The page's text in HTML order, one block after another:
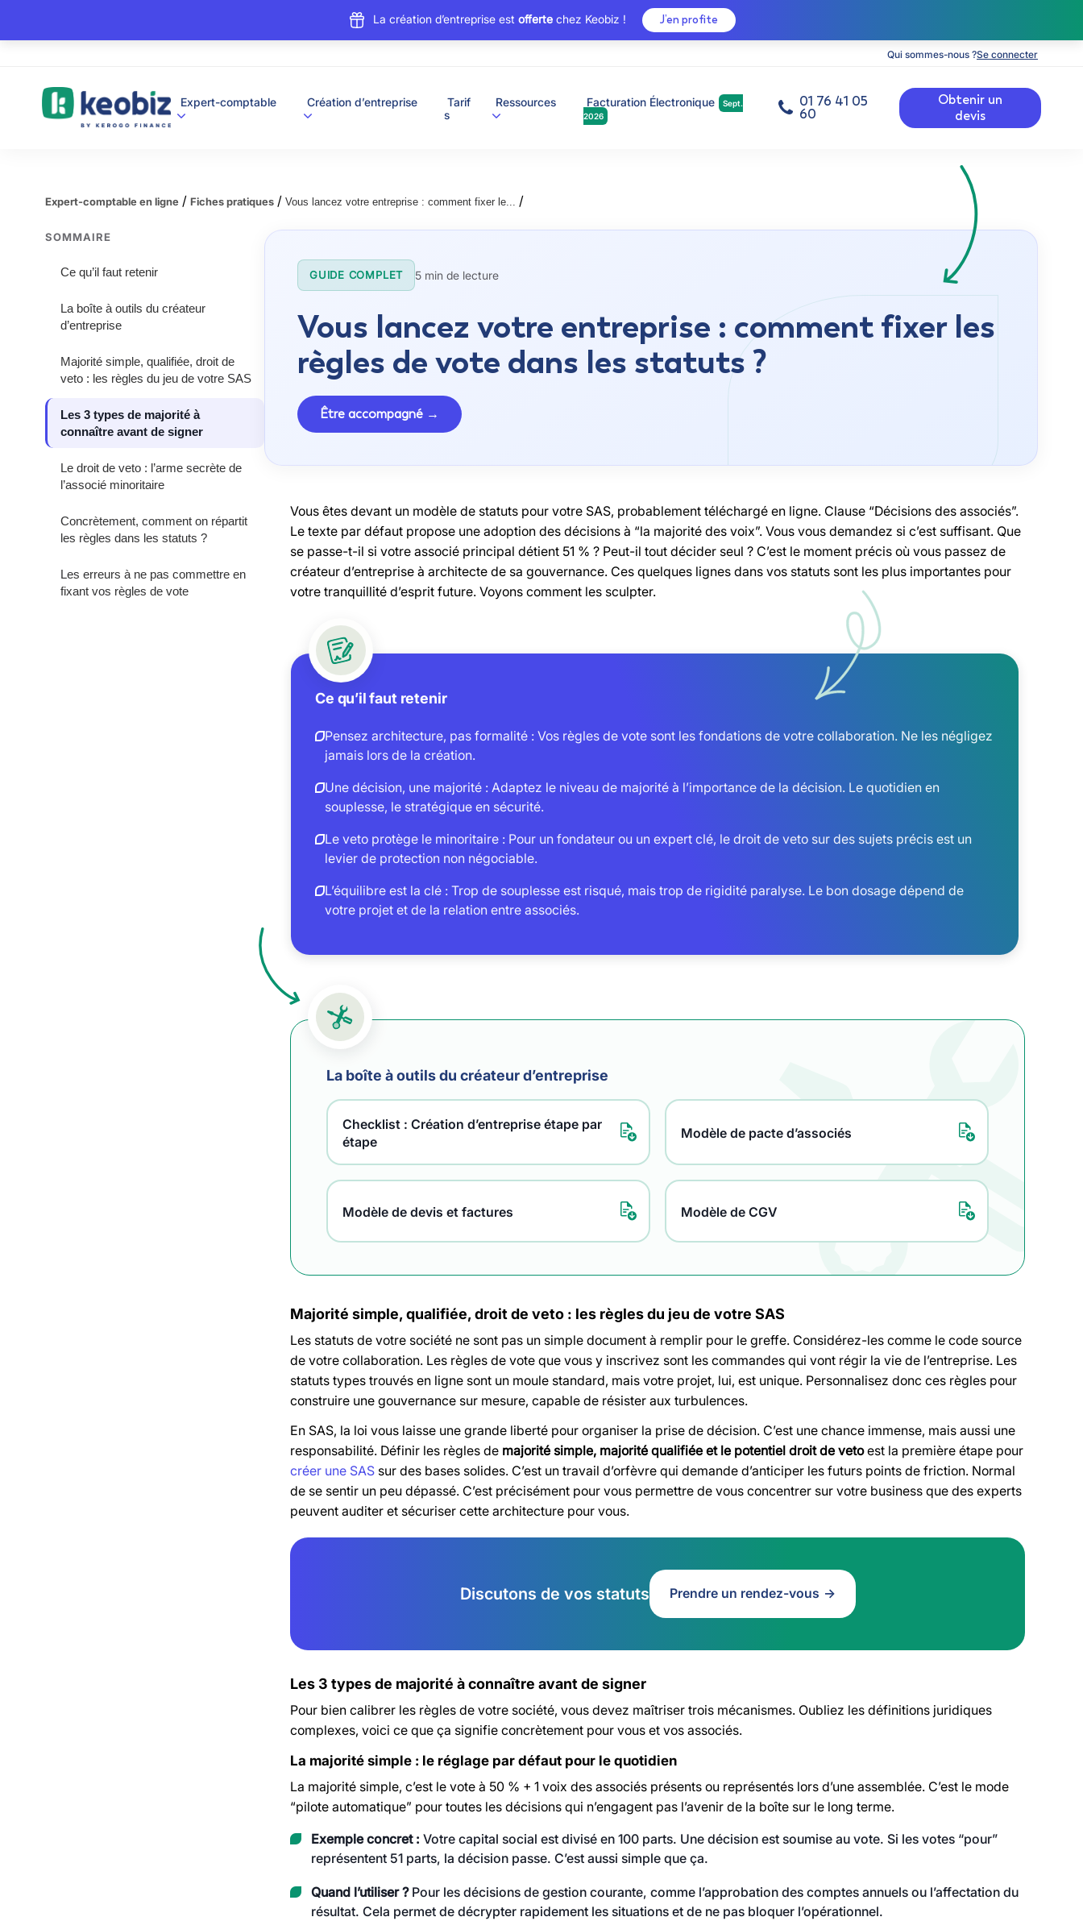
La création d’entreprise est offertechez Keobiz ! J’en profite
Qui sommes-nous ?Se connecter
A
c
c
u
Expert-comptable Création d’entreprise
Tarif
s
Ressources Facturation Électronique
Sept.
2026
01 76 41 05
60
Obtenir un
devis
Expert-comptable en ligne / Fiches pratiques / Vous lancez votre entreprise : comment fixer le... /
SOMMAIRE
Ce qu’il faut retenir
La boîte à outils du créateur
d’entreprise
Majorité simple, qualifiée, droit de
veto : les règles du jeu de votre SAS
Les 3 types de majorité à
connaître avant de signer
Le droit de veto : l’arme secrète de
l’associé minoritaire
Concrètement, comment on répartit
les règles dans les statuts ?
Les erreurs à ne pas commettre en
fixant vos règles de vote
GUIDE COMPLET 5 min de lecture
Vous lancez votre entreprise : comment fixer les
règles de vote dans les statuts ?
Être accompagné →
Vous êtes devant un modèle de statuts pour votre SAS, probablement téléchargé en ligne. Clause “Décisions des associés”.
Le texte par défaut propose une adoption des décisions à “la majorité des voix”. Vous vous demandez si c’est suffisant. Que
se passe-t-il si votre associé principal détient 51 % ? Peut-il tout décider seul ? C’est le moment précis où vous passez de
créateur d’entreprise à architecte de sa gouvernance. Ces quelques lignes dans vos statuts sont les plus importantes pour
votre tranquillité d’esprit future. Voyons comment les sculpter.
Ce qu’il faut retenir
Pensez architecture, pas formalité : Vos règles de vote sont les fondations de votre collaboration. Ne les négligez
jamais lors de la création.
Une décision, une majorité : Adaptez le niveau de majorité à l’importance de la décision. Le quotidien en
souplesse, le stratégique en sécurité.
Le veto protège le minoritaire : Pour un fondateur ou un expert clé, le droit de veto sur des sujets précis est un
levier de protection non négociable.
L’équilibre est la clé : Trop de souplesse est risqué, mais trop de rigidité paralyse. Le bon dosage dépend de
votre projet et de la relation entre associés.
La boîte à outils du créateur d’entreprise
Checklist : Création d’entreprise étape par
étape
Modèle de pacte d’associés
Modèle de devis et factures Modèle de CGV
Majorité simple, qualifiée, droit de veto : les règles du jeu de votre SAS
Les statuts de votre société ne sont pas un simple document à remplir pour le greffe. Considérez-les comme le code source
de votre collaboration. Les règles de vote que vous y inscrivez sont les commandes qui vont régir la vie de l’entreprise. Les
statuts types trouvés en ligne sont un moule standard, mais votre projet, lui, est unique. Personnalisez donc ces règles pour
construire une gouvernance sur mesure, capable de résister aux turbulences.
En SAS, la loi vous laisse une grande liberté pour organiser la prise de décision. C’est une chance immense, mais aussi une
responsabilité. Définir les règles de majorité simple, majorité qualifiée et le potentiel droit de vetoest la première étape pour
créer une SAS sur des bases solides. C’est un travail d’orfèvre qui demande d’anticiper les futurs points de friction. Normal
de se sentir un peu dépassé. C’est précisément pour vous permettre de vous concentrer sur votre business que des experts
peuvent auditer et sécuriser cette architecture pour vous.
Discutons de vos statuts Prendre un rendez-vous
Les 3 types de majorité à connaître avant de signer
Pour bien calibrer les règles de votre société, vous devez maîtriser trois mécanismes. Oubliez les définitions juridiques
complexes, voici ce que ça signifie concrètement pour vous et vos associés.
La majorité simple : le réglage par défaut pour le quotidien
La majorité simple, c’est le vote à 50 % + 1 voix des associés présents ou représentés lors d’une assemblée. C’est le mode
“pilote automatique” pour toutes les décisions qui n’engagent pas l’avenir de la boîte sur le long terme.
Exemple concret : Votre capital social est divisé en 100 parts. Une décision est soumise au vote. Si les votes “pour”
représentent 51 parts, la décision passe. C’est aussi simple que ça.
Quand l’utiliser ?Pour les décisions de gestion courante, comme l’approbation des comptes annuels ou l’affectation du
résultat. Cela permet de décrypter rapidement les situations et de ne pas bloquer l’opérationnel.